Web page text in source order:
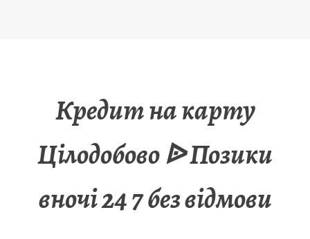
Кредит на карту
Цілодобово ᐉ Позики
вночі 24 7 без відмови